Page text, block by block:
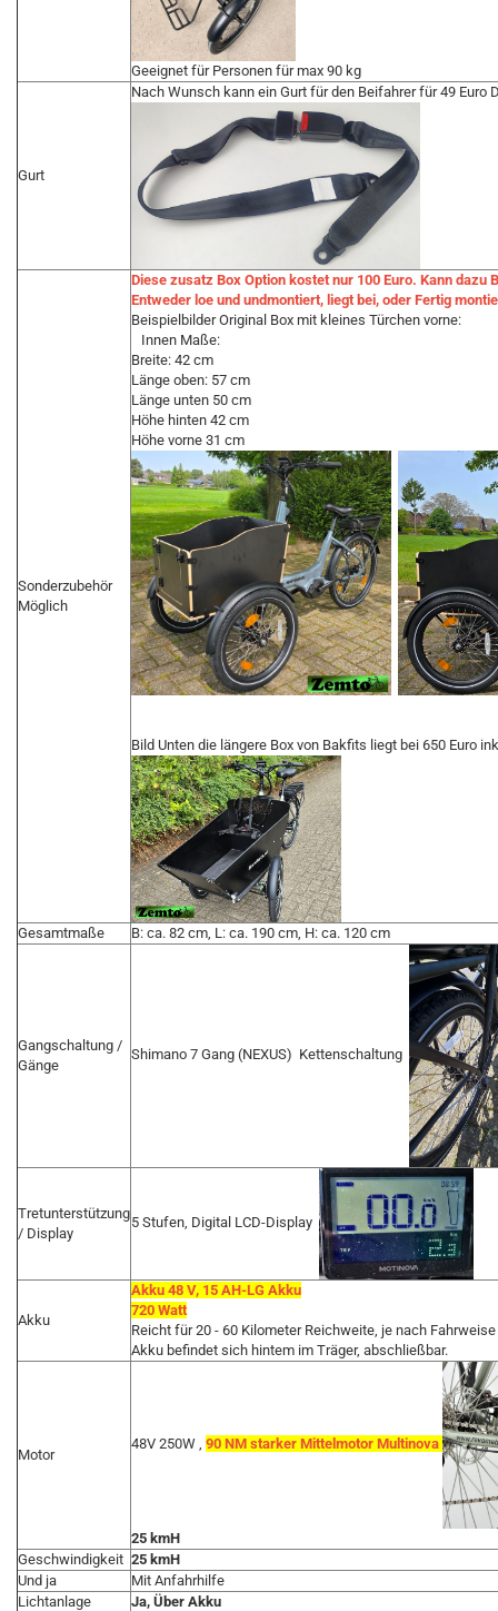
Geeignet für Personen für max 90 kg
Gurt
Nach Wunsch kann ein Gurt für den Beifahrer für 49 Euro
Sonderzubehör
Möglich
Diese zusatz Box Option kostet nur 100 Euro. Kann dazu
Entweder loe und undmontiert, liegt bei, oder Fertig
Beispielbilder Original Box mit kleines Türchen vorne:
Innen Maße:
Breite: 42 cm
Länge oben: 57 cm
Länge unten 50 cm
Höhe hinten 42 cm
Höhe vorne 31 cm
Bild Unten die längere Box von Bakfits liegt bei 650 Euro
Gesamtmaße B: ca. 82 cm, L: ca. 190 cm, H: ca. 120 cm
Gangschaltung /
Gänge
Shimano 7 Gang (NEXUS) Kettenschaltung
Tretunterstützung
/ Display
5 Stufen, Digital LCD-Display
Akku
Akku 48 V, 15 AH-LG Akku
720 Watt
Reicht für 20 - 60 Kilometer Reichweite, je nach Fahrweise
Akku befindet sich hintem im Träger, abschließbar.
Motor
48V 250W , 90 NM starker Mittelmotor Multinova
25 kmH
Geschwindigkeit 25 kmH
Und ja
Mit Anfahrhilfe
Lichtanlage
Ja, Über Akku